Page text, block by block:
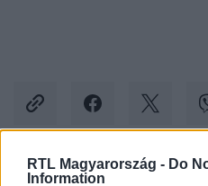
RTL Magyarország - Do
Information